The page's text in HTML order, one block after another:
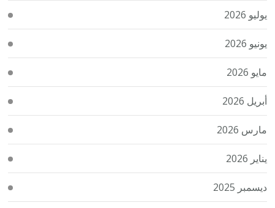
يوليو 2026
يونيو 2026
مايو 2026
أبريل 2026
مارس 2026
يناير 2026
ديسمبر 2025